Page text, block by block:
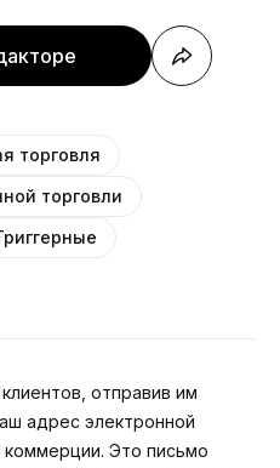
торговля
торговли
отправив им
адрес электронной
Это письмо